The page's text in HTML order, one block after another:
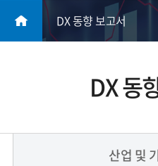
DX 동향 보고서
DX 동
산업 및